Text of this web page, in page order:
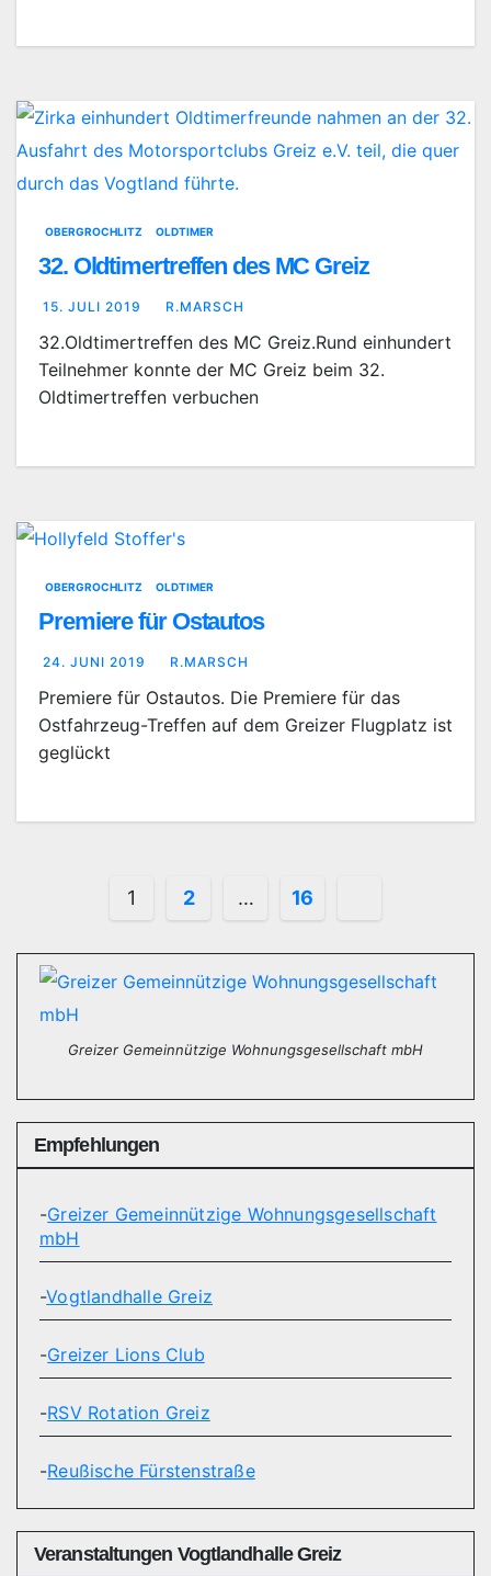
OBERGROCHLITZ OLDTIMER
32. Oldtimertreffen des MC Greiz
15. JULI 2019 R.MARSCH
32.Oldtimertreffen des MC Greiz.Rund einhundert
Teilnehmer konnte der MC Greiz beim 32.
Oldtimertreffen verbuchen
OBERGROCHLITZ OLDTIMER
Premiere für Ostautos
24. JUNI 2019 R.MARSCH
Premiere für Ostautos. Die Premiere für das
Ostfahrzeug-Treffen auf dem Greizer Flugplatz ist
geglückt
Seitennummerierung
der
Beiträge
1 2 … 16
Greizer Gemeinnützige Wohnungsgesellschaft mbH
Empfehlungen
-Greizer Gemeinnützige Wohnungsgesellschaft
mbH
-Vogtlandhalle Greiz
-Greizer Lions Club
-RSV Rotation Greiz
-Reußische Fürstenstraße
Veranstaltungen Vogtlandhalle Greiz